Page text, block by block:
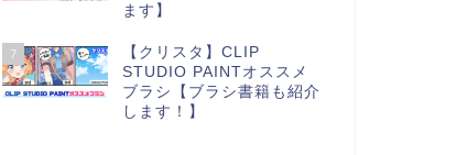
ます】
7
【クリスタ】CLIP
STUDIO PAINTオススメ
ブラシ【ブラシ書籍も紹介
します！】